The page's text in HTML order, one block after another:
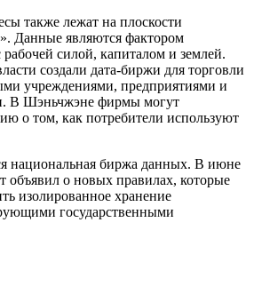
также лежат на плоскости
Данные являются фактором
рабочей силой, капиталом и землей.
создали дата-биржи для торговли
учреждениями, предприятиями и
В Шэньчжэне фирмы могут
о том, как потребители используют
национальная биржа данных. В июне
объявил о новых правилах, которые
изолированное хранение
государственными